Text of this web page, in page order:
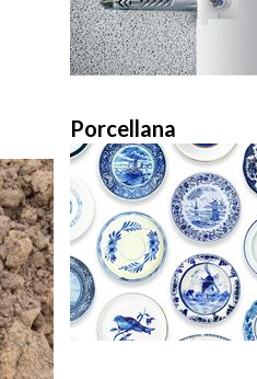
Porcellana